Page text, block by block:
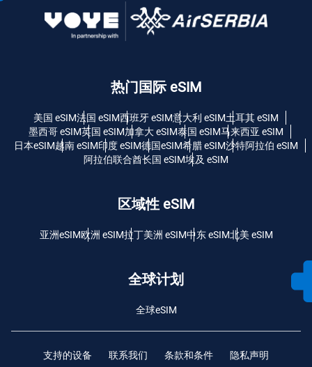
热门国际 eSIM
美国 eSIM法国 eSIM西班牙 eSIM意大利 eSIM土耳其 eSIM
墨西哥 eSIM英国 eSIM加拿大 eSIM泰国 eSIM马来西亚 eSIM
日本eSIM越南 eSIM印度 eSIM德国eSIM希腊 eSIM沙特阿拉伯 eSIM
阿拉伯联合酋长国 eSIM埃及 eSIM
区域性 eSIM
亚洲eSIM欧洲 eSIM拉丁美洲 eSIM中东 eSIM北美 eSIM
全球计划
全球eSIM
支持的设备 联系我们 条款和条件 隐私声明